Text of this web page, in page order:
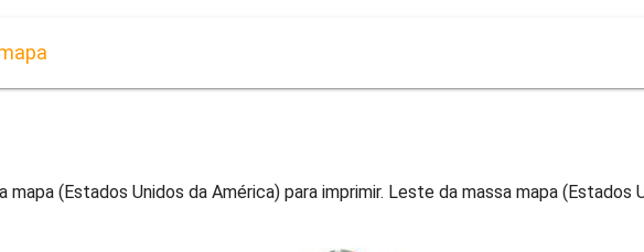
(Estados Unidos da América) para imprimir. Leste da massa mapa (Estados